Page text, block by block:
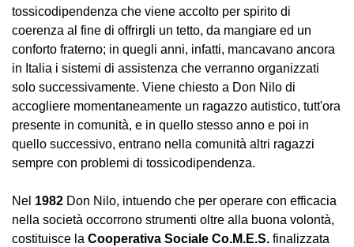
tossicodipendenza che viene accolto per spirito di
coerenza al fine di offrirgli un tetto, da mangiare ed un
conforto fraterno; in quegli anni, infatti, mancavano ancora
in Italia i sistemi di assistenza che verranno organizzati
solo successivamente. Viene chiesto a Don Nilo di
accogliere momentaneamente un ragazzo autistico, tutt'ora
presente in comunità, e in quello stesso anno e poi in
quello successivo, entrano nella comunità altri ragazzi
sempre con problemi di tossicodipendenza.
Nel 1982 Don Nilo, intuendo che per operare con efficacia
nella società occorrono strumenti oltre alla buona volontà,
costituisce la Cooperativa Sociale Co.M.E.S. finalizzata